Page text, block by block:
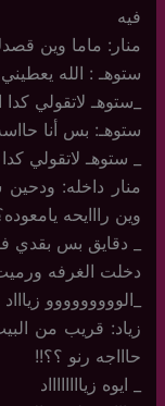
فيه
منار: ماما وين
ستوهـ : الله
_ستوهـ لاتقولي
ستوهـ: بس أنا
_ ستوهـ لاتقولي
منار داخله:
وين رااايحه
_ دقايق بس بقدي
دخلت الغرفه
_الووووووووو
زياد: قريب من
حاااجه رنو ؟؟!!
_ ايوه زيااااااااد